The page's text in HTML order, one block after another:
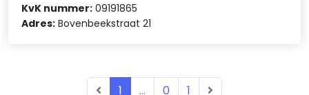
KvK nummer: 09191865
Adres: Bovenbeekstraat 21
1 ... 0 1